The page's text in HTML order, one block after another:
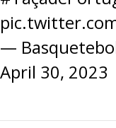
—
April 30, 2023